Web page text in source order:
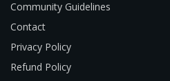
Community Guidelines
Contact
Privacy Policy
Refund Policy